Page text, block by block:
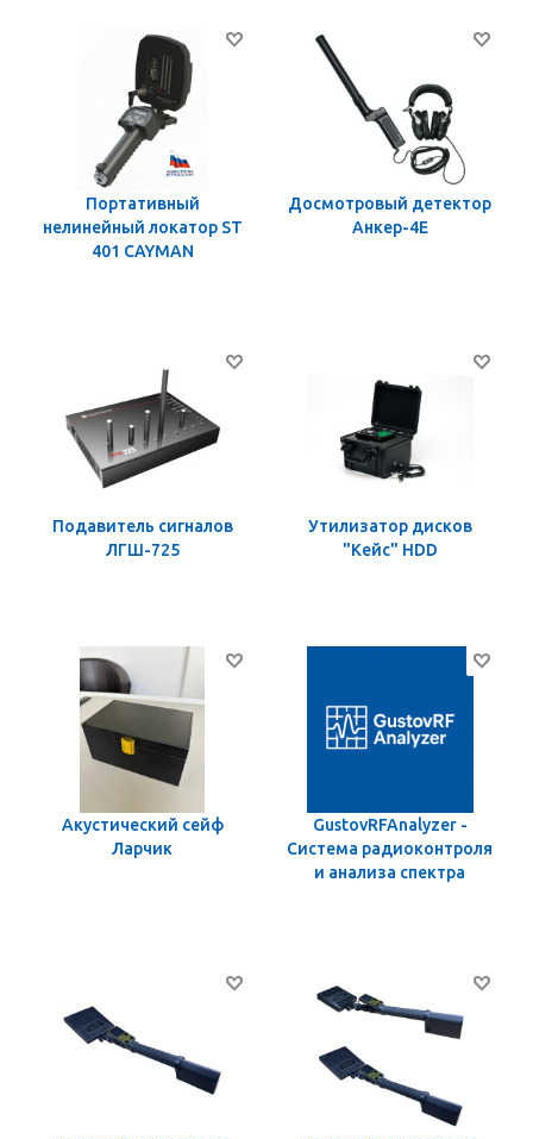
Портативный
нелинейный локатор ST
401 CAYMAN
Досмотровый детектор
Анкер-4Е
Подавитель сигналов
ЛГШ-725
Утилизатор дисков
"Кейс" HDD
Акустический сейф
Ларчик
GustovRFAnalyzer -
Система радиоконтроля
и анализа спектра